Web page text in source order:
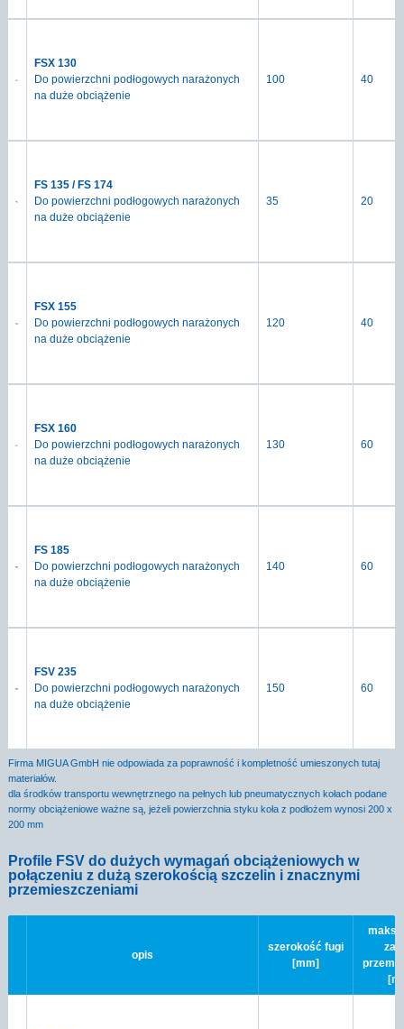
FSX 130
Do powierzchni podłogowych narażonych
na duże obciążenie
100 40
FS 135 / FS 174
Do powierzchni podłogowych narażonych
na duże obciążenie
35 20
FSX 155
Do powierzchni podłogowych narażonych
na duże obciążenie
120 40
FSX 160
Do powierzchni podłogowych narażonych
na duże obciążenie
130 60
FS 185
Do powierzchni podłogowych narażonych
na duże obciążenie
140 60
FSV 235
Do powierzchni podłogowych narażonych
na duże obciążenie
150 60
Firma MIGUA GmbH nie odpowiada za poprawność i kompletność umieszonych tutaj
materiałów.
dla środków transportu wewnętrznego na pełnych lub pneumatycznych kołach podane
normy obciążeniowe ważne są, jeżeli powierzchnia styku koła z podłożem wynosi 200 x
200 mm
Profile FSV do dużych wymagań obciążeniowych w
połączeniu z dużą szerokością szczelin i znacznymi
przemieszczeniami
opis
szerokość fugi
[mm]